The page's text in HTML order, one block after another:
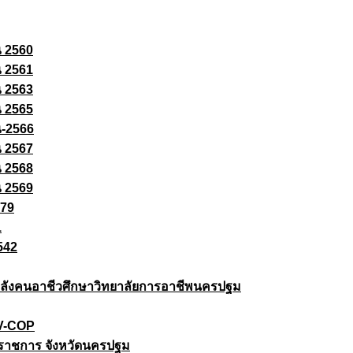
2560
2561
2563
2565
2566
2567
2568
2569
งคนอาชีวศึกษาวิทยาลัยการอาชีพนครปฐม
COP
าชการ จังหวัดนครปฐม